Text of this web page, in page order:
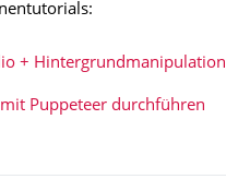
+ Hintergrundmanipulation
Puppeteer durchführen